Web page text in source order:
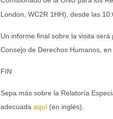
London, WC2R 1HH), desde las
Un informe final sobre la visita
Consejo de Derechos Humanos, en
FIN
Sepa más sobre la Relatoría
adecuada aquí (en inglés).